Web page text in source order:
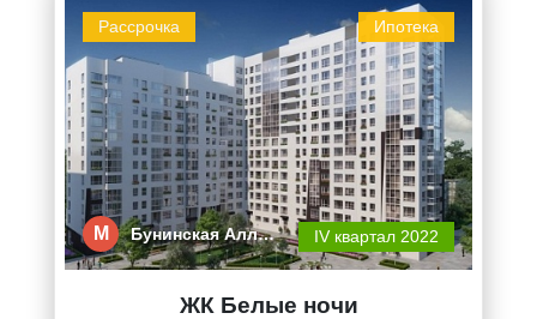
Ипотека
Рассрочка
М Бунинская Алл… IV квартал 2022
ЖК Белые ночи